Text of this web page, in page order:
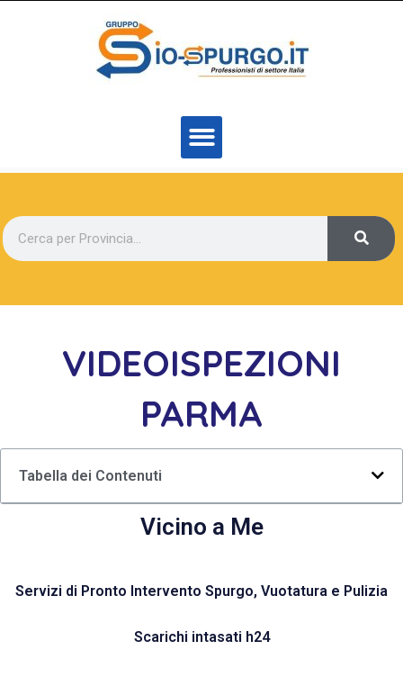
VIDEOISPEZIONI
PARMA
Tabella dei Contenuti
Vicino a Me
Servizi di Pronto Intervento Spurgo, Vuotatura e Pulizia
Scarichi intasati h24